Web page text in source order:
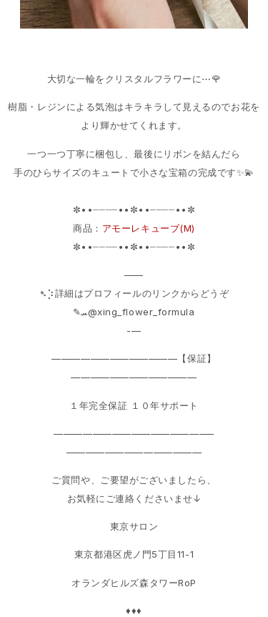
大切な一輪をクリスタルフラワーに⋯🌹
樹脂・レジンによる気泡はキラキラして見えるのでお花を
より輝かせてくれます。
一つ一つ丁寧に梱包し、最後にリボンを結んだら
手のひらサイズのキュートで小さな宝箱の完成です✨💫
✼••┈┈┈┈••✼••┈┈┈┈••✼
商品： アモーレキューブ(M)
✼••┈┈┈┈••✼••┈┈┈┈••✼
——
➴⡱詳細はプロフィールのリンクからどうぞ
‎✎ܚ@xing_flower_formula
-—
—————————————【保証】
—————————————
１年完全保証 １０年サポート
————————————————–
——————————————
ご質問や、ご要望がございましたら、
お気軽にご連絡くださいませ↓
東京サロン
東京都港区虎ノ門5丁目11-1
オランダヒルズ森タワーRoP
♦♦♦